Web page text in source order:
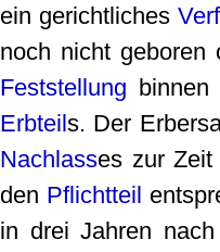
ein gerichtliches
noch nicht
Feststellung
Erbteils. Der
Nachlasses zur
den Pflichtteil
in drei Jahren